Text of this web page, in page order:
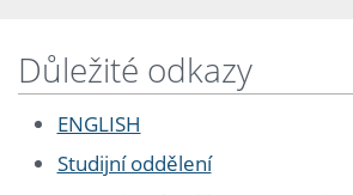
Důležité odkazy
ENGLISH
Studijní oddělení